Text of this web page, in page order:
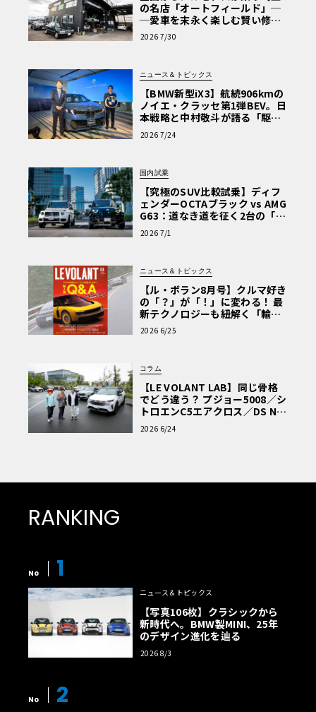
の名店「オートフィールド」─
─愛車を末永く楽しむ賢い修理
術と、プロがフックス製オイル
を選ぶ理由〈PR〉
2026 7/30
ニュース＆トピックス
【BMW新型iX3】航続906kmの
ノイエ・クラッセ第1弾BEV。日
本戦略と中村敬斗が語る「駆け
ぬける歓び」
2026 7/24
国内試乗
【究極のSUV比較試乗】ディフ
ェンダーOCTAブラック vs AMG
G63：道なき道を征く2台の「対
極的アプローチ」
2026 7/1
ニュース＆トピックス
【ル・ボラン8月号】クルマ好き
の「？」が「！」に変わる！ 最
新テクノロジーも紐解く「輸入
車Q&A」
2026 6/25
コラム
【LE VOLANT LAB】同じ骨格
でどう違う？ プジョー5008／シ
トロエンC5エアクロス／DS Nº4
読者一気乗りレポート
2026 6/24
RANKING
No 1
ニュース＆トピックス
【写真106枚】クラシックから
新時代へ。BMW製MINI、25年
のデザイン進化を辿る
2026 8/3
No 2